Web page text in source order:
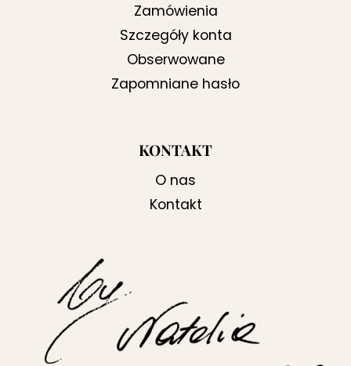
Zamówienia
Szczegóły konta
Obserwowane
Zapomniane hasło
KONTAKT
O nas
Kontakt